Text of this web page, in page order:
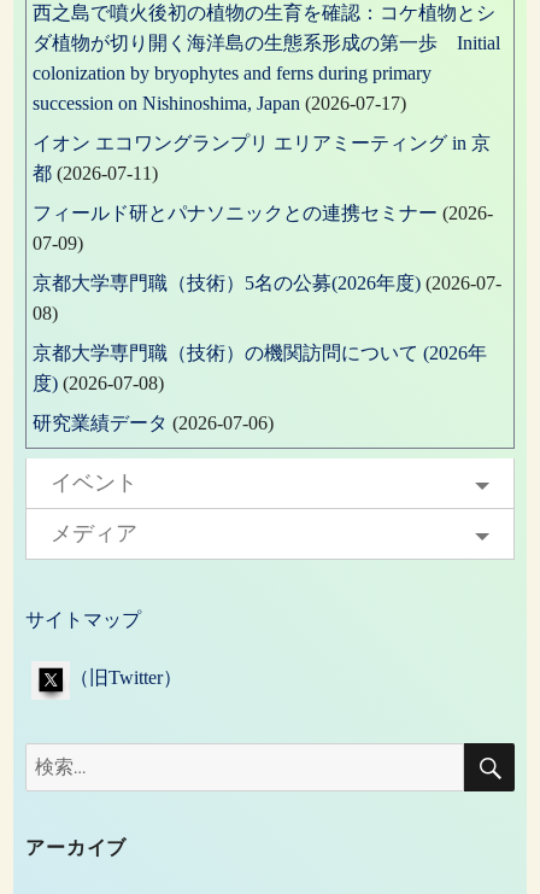
西之島で噴火後初の植物の生育を確認：コケ植物とシ
ダ植物が切り開く海洋島の生態系形成の第一歩 Initial
colonization by bryophytes and ferns during primary
succession on Nishinoshima, Japan (2026-07-17)
イオン エコワングランプリ エリアミーティング in 京
都 (2026-07-11)
フィールド研とパナソニックとの連携セミナー (2026-
07-09)
京都大学専門職（技術）5名の公募(2026年度) (2026-07-
08)
京都大学専門職（技術）の機関訪問について (2026年
度) (2026-07-08)
研究業績データ (2026-07-06)
イベント
メディア
サイトマップ
（旧Twitter）
検
索:
検
アーカイブ